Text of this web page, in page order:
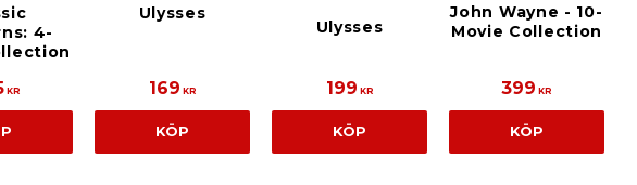
4-
KR
Ulysses
169 KR
KÖP
Ulysses
199 KR
KÖP
John Wayne - 10-
Movie Collection
399 KR
KÖP